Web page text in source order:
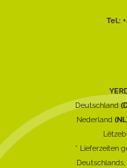
Tel.:
Deutschland
Nederland
* Lieferzeiten